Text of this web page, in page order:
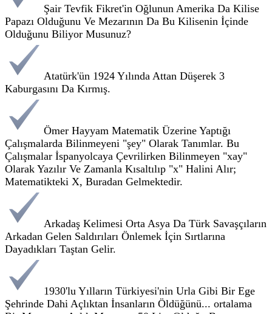
Şair Tevfik Fikret'in Oğlunun Amerika Da Kilise
Papazı Olduğunu Ve Mezarının Da Bu Kilisenin İçinde
Olduğunu Biliyor Musunuz?
Atatürk'ün 1924 Yılında Attan Düşerek 3
Kaburgasını Da Kırmış.
Ömer Hayyam Matematik Üzerine Yaptığı
Çalışmalarda Bilinmeyeni "şey" Olarak Tanımlar. Bu
Çalışmalar İspanyolcaya Çevrilirken Bilinmeyen "xay"
Olarak Yazılır Ve Zamanla Kısaltılıp "x" Halini Alır;
Matematikteki X, Buradan Gelmektedir.
Arkadaş Kelimesi Orta Asya Da Türk Savaşçıların
Arkadan Gelen Saldırıları Önlemek İçin Sırtlarına
Dayadıkları Taştan Gelir.
1930'lu Yılların Türkiyesi'nin Urla Gibi Bir Ege
Şehrinde Dahi Açlıktan İnsanların Öldüğünü... ortalama